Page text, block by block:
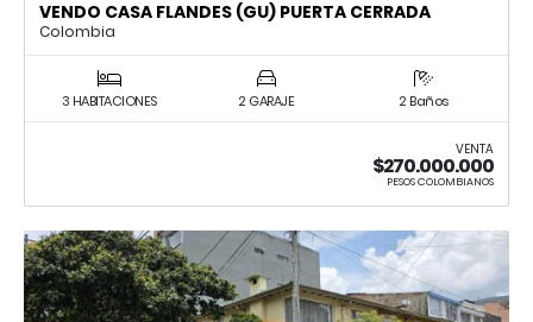
VENDO CASA FLANDES (GU) PUERTA CERRADA
Colombia
3 HABITACIONES 2 GARAJE 2 Baños
VENTA
$270.000.000
PESOS COLOMBIANOS